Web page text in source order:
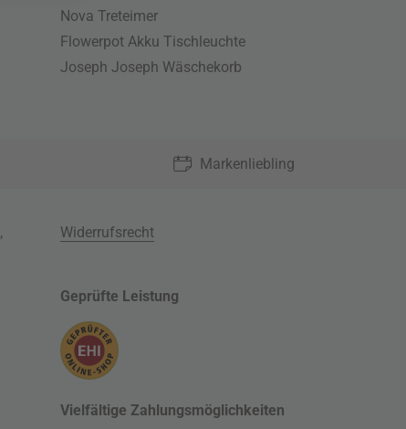
Nova Treteimer
Flowerpot Akku Tischleuchte
Joseph Joseph Wäschekorb
Markenliebling
,
Widerrufsrecht
Geprüfte Leistung
Vielfältige Zahlungsmöglichkeiten